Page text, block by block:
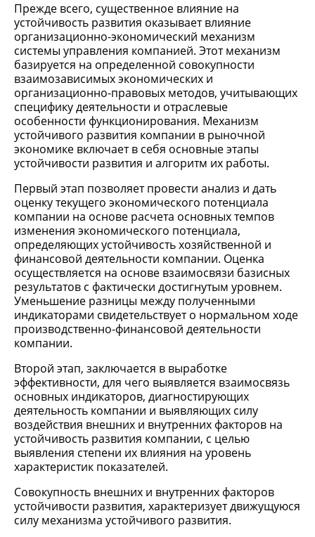
Прежде всего, существенное влияние на
устойчивость развития оказывает влияние
организационно-экономический механизм
системы управления компанией. Этот механизм
базируется на определенной совокупности
взаимозависимых экономических и
организационно-правовых методов, учитывающих
специфику деятельности и отраслевые
особенности функционирования. Механизм
устойчивого развития компании в рыночной
экономике включает в себя основные этапы
устойчивости развития и алгоритм их работы.
Первый этап позволяет провести анализ и дать
оценку текущего экономического потенциала
компании на основе расчета основных темпов
изменения экономического потенциала,
определяющих устойчивость хозяйственной и
финансовой деятельности компании. Оценка
осуществляется на основе взаимосвязи базисных
результатов с фактически достигнутым уровнем.
Уменьшение разницы между полученными
индикаторами свидетельствует о нормальном ходе
производственно-финансовой деятельности
компании.
Второй этап, заключается в выработке
эффективности, для чего выявляется взаимосвязь
основных индикаторов, диагностирующих
деятельность компании и выявляющих силу
воздействия внешних и внутренних факторов на
устойчивость развития компании, с целью
выявления степени их влияния на уровень
характеристик показателей.
Совокупность внешних и внутренних факторов
устойчивости развития, характеризует движущуюся
силу механизма устойчивого развития.